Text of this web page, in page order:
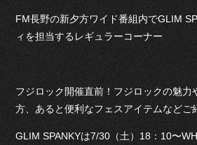
FM長野の新夕方ワイド番組内でGLIM
ィを担当するレギュラーコーナー
フジロック開催直前！フジロックの魅力
方、あると便利なフェスアイテムなどご
GLIM SPANKYは7/30（土）18：10〜